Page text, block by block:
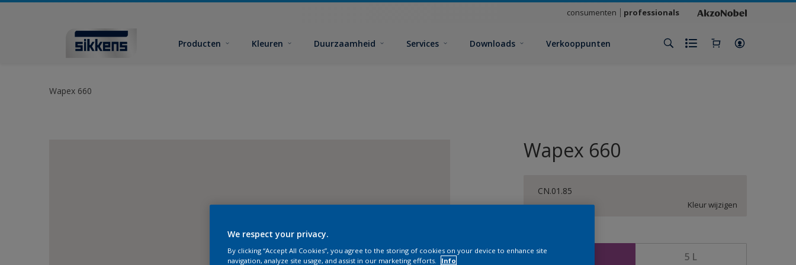
consumenten professionals
Producten Kleuren Duurzaamheid Services Downloads Verkooppunten
Wapex 660
Wapex 660
CN.01.85
Kleur wijzigen
5 L
We respect your privacy.
By clicking “Accept All Cookies”, you agree to the storing of cookies on your device to enhance site
navigation, analyze site usage, and assist in our marketing efforts.
Info